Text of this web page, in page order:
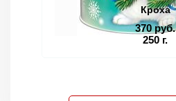
Кроха
370 руб.
250 г.